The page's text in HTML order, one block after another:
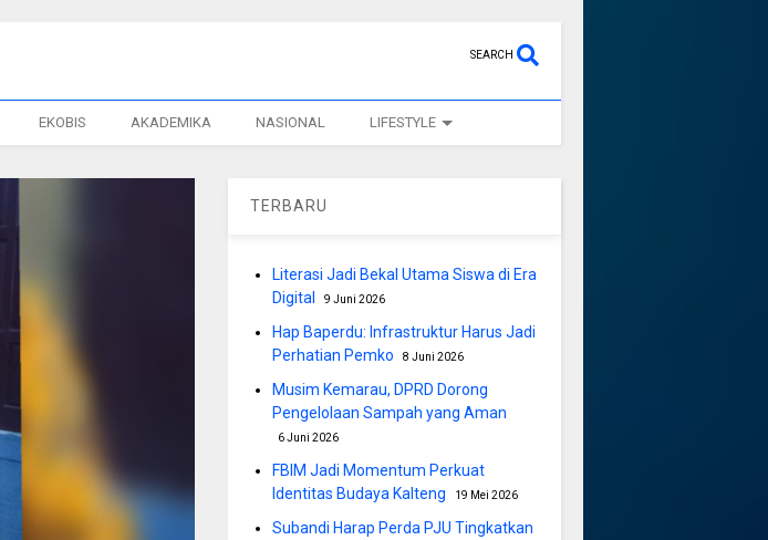
SEARCH
EKOBIS AKADEMIKA NASIONAL LIFESTYLE
TERBARU
Literasi Jadi Bekal Utama Siswa di Era
Digital
9 Juni 2026
Hap Baperdu: Infrastruktur Harus Jadi
Perhatian Pemko
8 Juni 2026
Musim Kemarau, DPRD Dorong
Pengelolaan Sampah yang Aman
6 Juni 2026
FBIM Jadi Momentum Perkuat
Identitas Budaya Kalteng
19 Mei 2026
Subandi Harap Perda PJU Tingkatkan